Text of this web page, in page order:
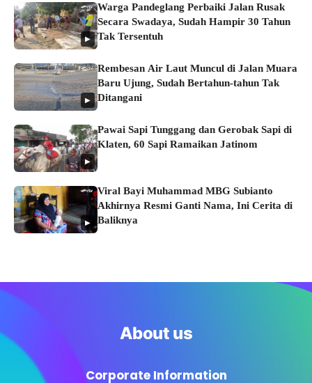
▶
Warga Pandeglang Perbaiki Jalan Rusak
Secara Swadaya, Sudah Hampir 30 Tahun
Tak Tersentuh
▶
Rembesan Air Laut Muncul di Jalan Muara
Baru Ujung, Sudah Bertahun-tahun Tak
Ditangani
▶
Pawai Sapi Tunggang dan Gerobak Sapi di
Klaten, 60 Sapi Ramaikan Jatinom
▶
Viral Bayi Muhammad MBG Subianto
Akhirnya Resmi Ganti Nama, Ini Cerita di
Baliknya
About us
Corporate Information